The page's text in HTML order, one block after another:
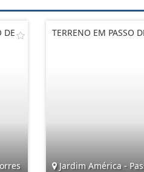
DE TERRENO EM PASSO
Jardim América -